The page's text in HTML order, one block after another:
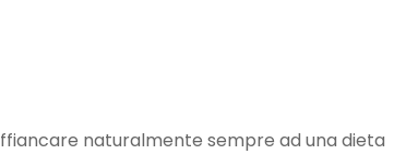
naturalmente sempre ad una dieta